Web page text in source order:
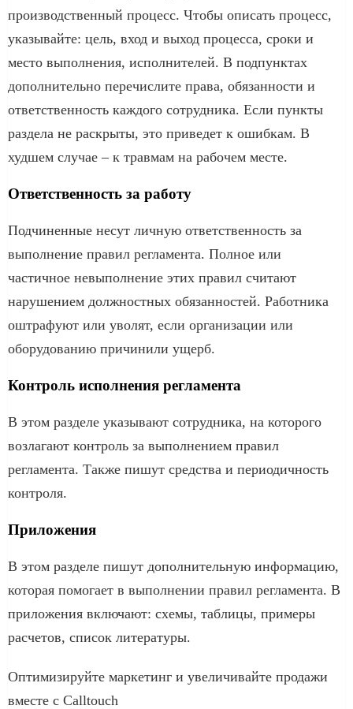
производственный процесс. Чтобы описать процесс,
указывайте: цель, вход и выход процесса, сроки и
место выполнения, исполнителей. В подпунктах
дополнительно перечислите права, обязанности и
ответственность каждого сотрудника. Если пункты
раздела не раскрыты, это приведет к ошибкам. В
худшем случае – к травмам на рабочем месте.
Ответственность за работу
Подчиненные несут личную ответственность за
выполнение правил регламента. Полное или
частичное невыполнение этих правил считают
нарушением должностных обязанностей. Работника
оштрафуют или уволят, если организации или
оборудованию причинили ущерб.
Контроль исполнения регламента
В этом разделе указывают сотрудника, на которого
возлагают контроль за выполнением правил
регламента. Также пишут средства и периодичность
контроля.
Приложения
В этом разделе пишут дополнительную информацию,
которая помогает в выполнении правил регламента. В
приложения включают: схемы, таблицы, примеры
расчетов, список литературы.
Оптимизируйте маркетинг и увеличивайте продажи
вместе с Calltouch